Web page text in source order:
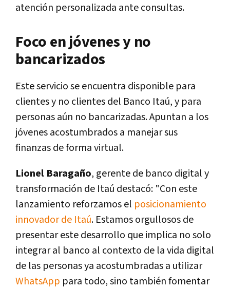
atención personalizada ante consultas.
Foco en jóvenes y no
bancarizados
Este servicio se encuentra disponible para
clientes y no clientes del Banco Itaú, y para
personas aún no bancarizadas. Apuntan a los
jóvenes acostumbrados a manejar sus
finanzas de forma virtual.
Lionel Baragaño, gerente de banco digital y
transformación de Itaú destacó: "Con este
lanzamiento reforzamos el posicionamiento
innovador de Itaú. Estamos orgullosos de
presentar este desarrollo que implica no solo
integrar al banco al contexto de la vida digital
de las personas ya acostumbradas a utilizar
WhatsApp para todo, sino también fomentar